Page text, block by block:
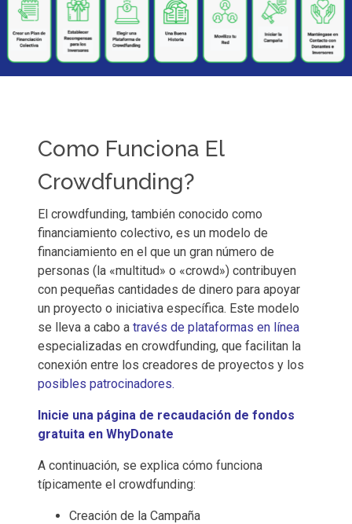
Como Funciona El
Crowdfunding?
El crowdfunding, también conocido como
financiamiento colectivo, es un modelo de
financiamiento en el que un gran número de
personas (la «multitud» o «crowd») contribuyen
con pequeñas cantidades de dinero para apoyar
un proyecto o iniciativa específica. Este modelo
se lleva a cabo a través de plataformas en línea
especializadas en crowdfunding, que facilitan la
conexión entre los creadores de proyectos y los
posibles patrocinadores.
Inicie una página de recaudación de fondos
gratuita en WhyDonate
A continuación, se explica cómo funciona
típicamente el crowdfunding:
Creación de la Campaña